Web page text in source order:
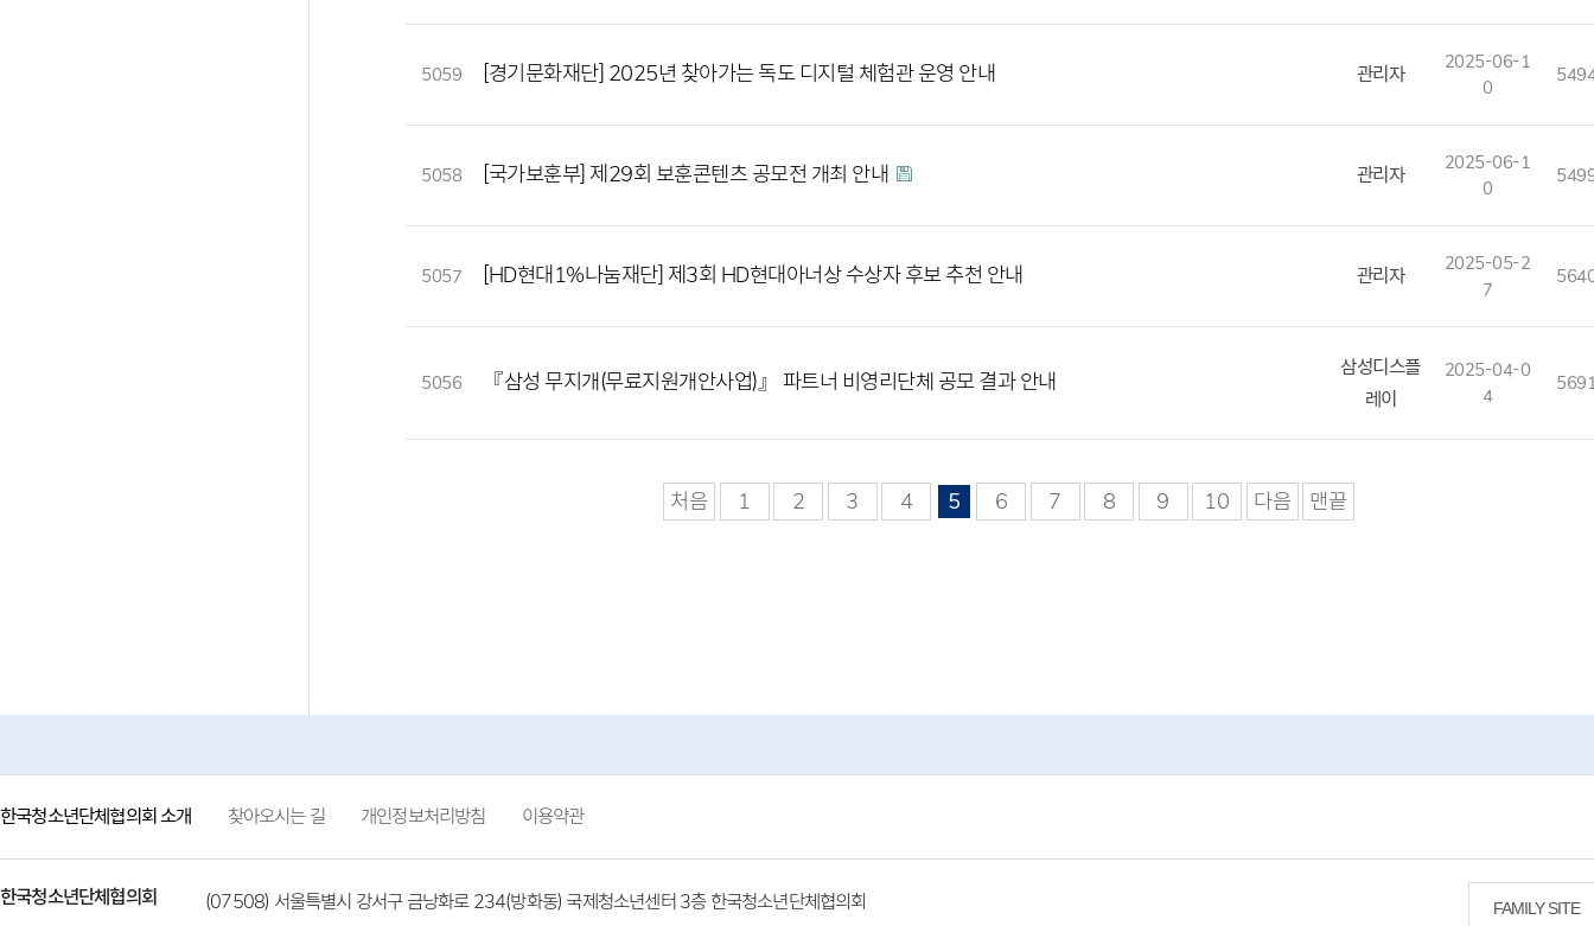
5059 [경기문화재단] 2025년 찾아가는 독도 디지털 체험관 운영 안내 관리자
2025-06-1
0
5058 [국가보훈부] 제29회 보훈콘텐츠 공모전 개최 안내 관리자
2025-06-1
0
5057 [HD현대1%나눔재단] 제3회 HD현대아너상 수상자 후보 추천 안내 관리자
2025-05-2
7
5056 『삼성 무지개(무료지원개안사업)』 파트너 비영리단체 공모 결과 안내
삼성디스플
레이
2025-04-0
4
처음 1 2 3 4 5 6 7 8 9 10 다음 맨끝
한국청소년단체협의회 소개 찾아오시는 길 개인정보처리방침 이용약관
FAMILY SITE
한국청소년단체협의회 (07508) 서울특별시 강서구 금낭화로 234(방화동) 국제청소년센터 3층 한국청소년단체협의회